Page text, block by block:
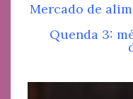
Mercado de
Quenda 3: